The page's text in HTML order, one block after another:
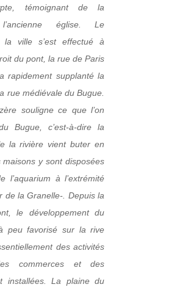
témoignant de la
église. Le
la ville s’est effectué à
du pont, la rue de Paris
rapidement supplanté la
rue médiévale du Bugue.
souligne ce que l’on
Bugue, c’est-à-dire la
la rivière vient buter en
y sont disposées
l’aquarium à l’extrémité
de la Granelle-. Depuis la
le développement du
peu favorisé sur la rive
des activités
commerces et des
installées. La plaine du